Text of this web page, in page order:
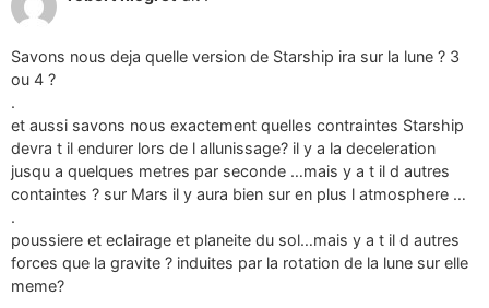
Savons nous deja quelle version de Starship ira sur la lune ? 3
ou 4 ?
.
et aussi savons nous exactement quelles contraintes Starship
devra t il endurer lors de l allunissage? il y a la deceleration
jusqu a quelques metres par seconde …mais y a t il d autres
containtes ? sur Mars il y aura bien sur en plus l atmosphere …
.
poussiere et eclairage et planeite du sol…mais y a t il d autres
forces que la gravite ? induites par la rotation de la lune sur elle
meme?